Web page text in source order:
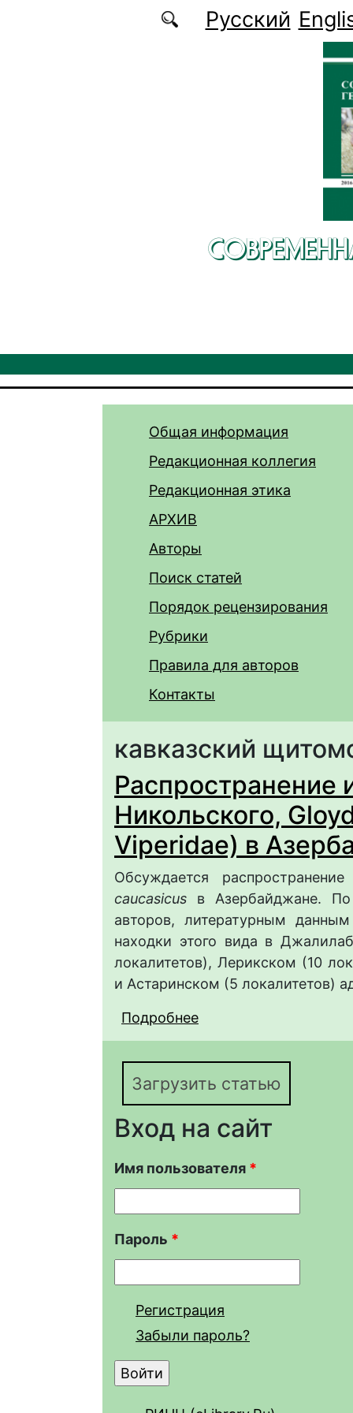
Перейти к основному содержаниюРусский
Общая информация
Редакционная коллегия
Редакционная этика
АРХИВ
Авторы
Поиск статей
Порядок рецензирования
Рубрики
Правила для авторов
Контакты
кавказский
Распространение
Никольского,
Viperidae) в
Обсуждается
caucasicus в Азербайджане. По
авторов, литературным
находки этого вида в
локалитетов), Лерикском (10
и Астаринском (5 локалитетов)
Подробнее
caucasicus (Reptilia,
Загрузить статью
Вход на сайт
Имя пользователя *
Пароль *
Регистрация
Забыли пароль?